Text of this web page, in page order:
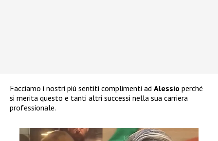
Facciamo i nostri più sentiti complimenti ad Alessio perché
si merita questo e tanti altri successi nella sua carriera
professionale.